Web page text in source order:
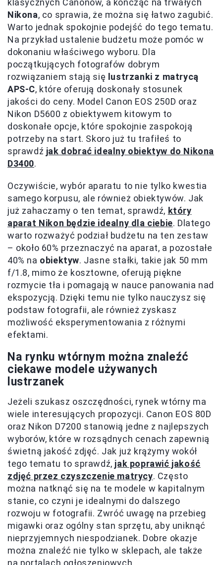
Nikona, co sprawia, że można się łatwo zagubić.
Warto jednak spokojnie podejść do tego tematu.
Na przykład ustalenie budżetu może pomóc w
dokonaniu właściwego wyboru. Dla
początkujących fotografów dobrym
rozwiązaniem stają się lustrzanki z matrycą
APS-C, które oferują doskonały stosunek
jakości do ceny. Model Canon EOS 250D oraz
Nikon D5600 z obiektywem kitowym to
doskonałe opcje, które spokojnie zaspokoją
potrzeby na start. Skoro już tu trafiłeś to
sprawdź jak dobrać idealny obiektyw do Nikona
D3400.
Oczywiście, wybór aparatu to nie tylko kwestia
samego korpusu, ale również obiektywów. Jak
już zahaczamy o ten temat, sprawdź, który
aparat Nikon będzie idealny dla ciebie. Dlatego
warto rozważyć podział budżetu na ten zestaw
– około 60% przeznaczyć na aparat, a pozostałe
40% na obiektyw. Jasne stałki, takie jak 50 mm
f/1.8, mimo że kosztowne, oferują piękne
rozmycie tła i pomagają w nauce panowania nad
ekspozycją. Dzięki temu nie tylko nauczysz się
podstaw fotografii, ale również zyskasz
możliwość eksperymentowania z różnymi
efektami.
Na rynku wtórnym można znaleźć
ciekawe modele używanych
lustrzanek
Jeżeli szukasz oszczędności, rynek wtórny ma
wiele interesujących propozycji. Canon EOS 80D
oraz Nikon D7200 stanowią jedne z najlepszych
wyborów, które w rozsądnych cenach zapewnią
świetną jakość zdjęć. Jak już krążymy wokół
tego tematu to sprawdź, jak poprawić jakość
zdjęć przez czyszczenie matrycy. Często
można natknąć się na te modele w kapitalnym
stanie, co czyni je idealnymi do dalszego
rozwoju w fotografii. Zwróć uwagę na przebieg
migawki oraz ogólny stan sprzętu, aby uniknąć
nieprzyjemnych niespodzianek. Dobre okazje
można znaleźć nie tylko w sklepach, ale także
na portalach ogłoszeniowych.